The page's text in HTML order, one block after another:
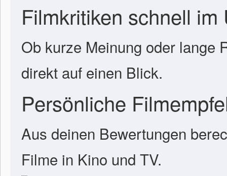
Filmkritiken schnell im
Ob kurze Meinung oder lange
direkt auf einen Blick.
Persönliche
Aus deinen Bewertungen
Filme in Kino und TV.